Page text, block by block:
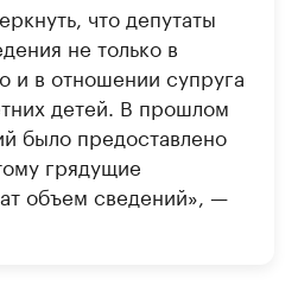
что депутаты
не только в
и в отношении супруга
детей. В прошлом
было предоставлено
грядущие
объем сведений», —